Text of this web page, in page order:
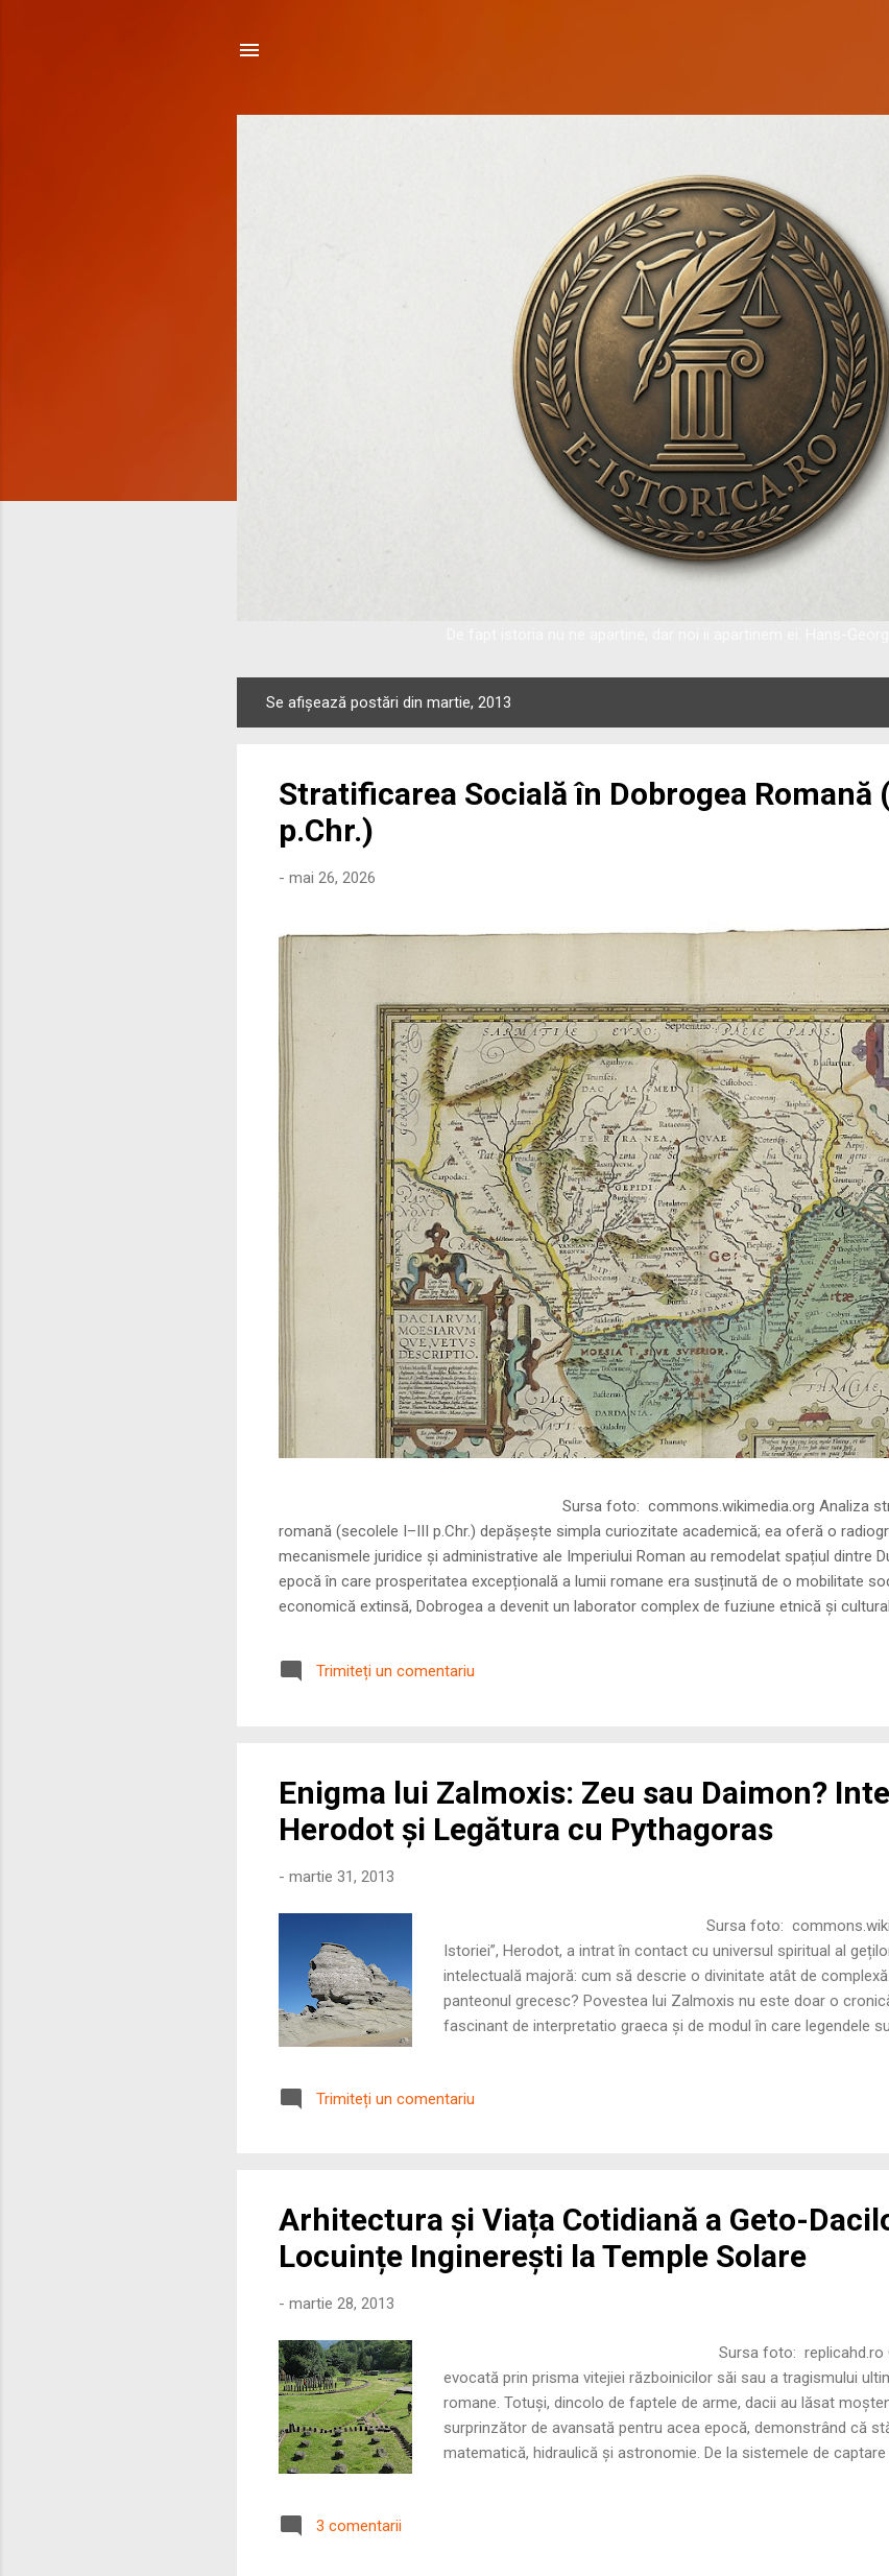
Se afișează postări din martie, 2013
Stratificarea Socială în Dobrogea Romană
p.Chr.)
- mai 26, 2026
Sursa foto: commons.wikimedia.org Analiza structurilor
romană (secolele I–III p.Chr.) depășește simpla curiozitate academică; ea oferă o
mecanismele juridice și administrative ale Imperiului Roman au remodelat spațiul dintre
epocă în care prosperitatea excepțională a lumii romane era susținută de o mobilitate
economică extinsă, Dobrogea a devenit un laborator complex de fuziune etnică și
precizie profunzimea și ritmul procesului de rom...
Trimiteți un comentariu
Enigma lui Zalmoxis: Zeu sau Daimon?
Herodot și Legătura cu Pythagoras
- martie 31, 2013
Sursa foto: commons.wikimedia.org
Istoriei”, Herodot, a intrat în contact cu universul spiritual al
intelectuală majoră: cum să descrie o divinitate atât de
panteonul grecesc? Povestea lui Zalmoxis nu este doar o
fascinant de interpretatio graeca și de modul în care legendele
asimilat complet de către logica elenă. 1. Traducerea Zeilor: De
Trimiteți un comentariu
Arhitectura și Viața Cotidiană a Geto-
Locuințe Inginerești la Temple Solare
- martie 28, 2013
Sursa foto: replicahd.ro Civilizația
evocată prin prisma vitejiei războinicilor săi sau a tragismului
romane. Totuși, dincolo de faptele de arme, dacii au lăsat
surprinzător de avansată pentru acea epocă, demonstrând că
matematică, hidraulică și astronomie. De la sistemele de
care cultiva meșteșuguri de elită și o viață spirituală profundă,
3 comentarii